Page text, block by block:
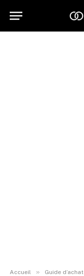
Accueil » Guide d’achat